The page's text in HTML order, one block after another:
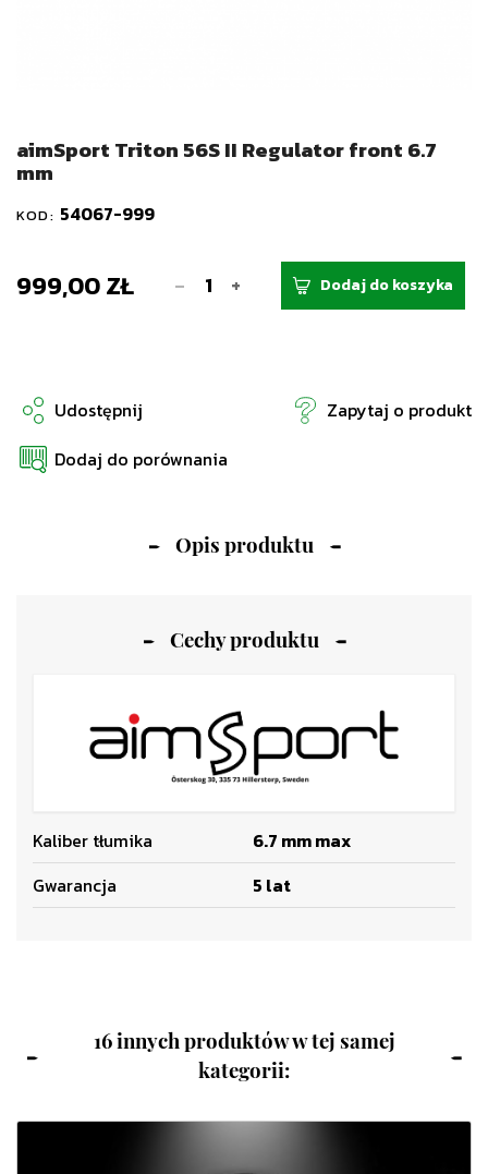
aimSport Triton 56S II Regulator front 6.7
mm
KOD: 54067-999
999,00 ZŁ - + Dodaj do koszyka
Udostępnij
Zapytaj o produkt
Dodaj do porównania
Cechy produktu
Kaliber tłumika
6.7 mm max
Gwarancja
5 lat
Opis produktu
16 innych produktów w tej samej
kategorii: